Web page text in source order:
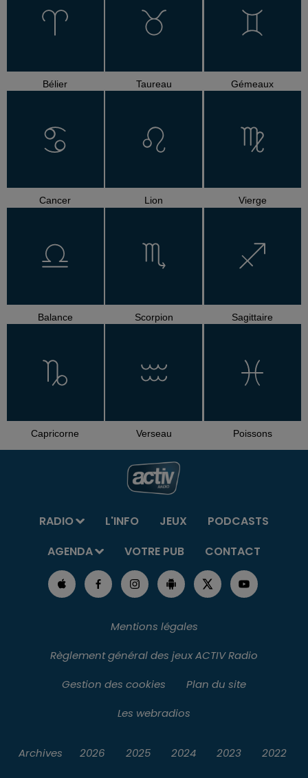
Bélier Taureau Gémeaux
Cancer Lion Vierge
Balance Scorpion Sagittaire
Capricorne Verseau Poissons
RADIO L'INFO JEUX
PODCASTS
AGENDA
VOTRE PUB CONTACT
Mentions légales
Règlement général des jeux ACTIV Radio
Gestion des cookies
Plan du site
Les webradios
Archives 2026 2025 2024 2023 2022